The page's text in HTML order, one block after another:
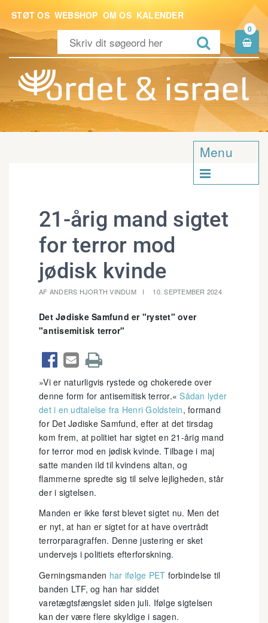
STØT OS WEBSHOP OM OS KALENDER

0

Menu

21-årig mand sigtet
for terror mod
jødisk kvinde
AF ANDERS HJORTH VINDUM 10. SEPTEMBER 2024
Det Jødiske Samfund er "rystet" over
"antisemitisk terror"
  
»Vi er naturligvis rystede og chokerede over
denne form for antisemitisk terror.«Sådan lyder
det i en udtalelse fra Henri Goldstein, formand
for Det Jødiske Samfund, efter at det tirsdag
kom frem, at politiet har sigtet en 21-årig mand
for terror mod en jødisk kvinde. Tilbage i maj
satte manden ild til kvindens altan, og
flammerne spredte sig til selve lejligheden, står
der i sigtelsen.
Manden er ikke først blevet sigtet nu. Men det
er nyt, at han er sigtet for at have overtrådt
terrorparagraffen. Denne justering er sket
undervejs i politiets efterforskning.
Gerningsmanden har ifølge PET forbindelse til
banden LTF, og han har siddet
varetægtsfængslet siden juli. Ifølge sigtelsen
kan der være flere skyldige i sagen.